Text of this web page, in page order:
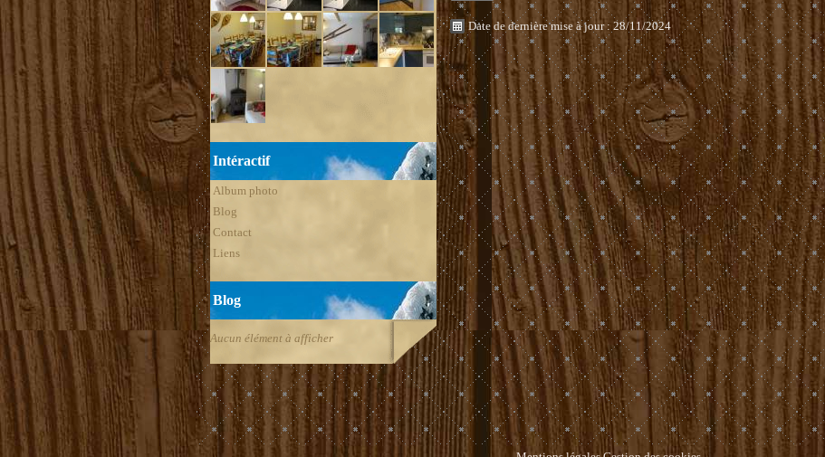
Intéractif
Album photo
Blog
Contact
Liens
Blog
Aucun élément à afficher
Date de dernière mise à jour : 28/11/2024